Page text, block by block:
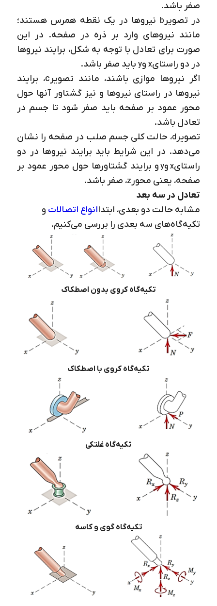
صفر باشد.
در تصویر b نیروها در یک نقطه همرس هستند؛
مانند نیروهای وارد بر ذره در صفحه. در این
صورت برای تعادل با توجه به شکل، برایند نیروها
در دو راستایx وy باید صفر باشد.
اگر نیروها موازی باشند، مانند تصویر c، برایند
نیروها در راستای نیروها و نیز گشتاور آنها حول
محور عمود بر صفحه باید صفر شود تا جسم در
تعادل باشد.
تصویر d، حالت کلی جسم صلب در صفحه را نشان
می‌دهد. در این شرایط باید برایند نیروها در دو
راستایx وy و برایند گشتاورها حول محور عمود بر
صفحه، یعنی محور z، صفر باشد.
تعادل در سه بعد
مشابه حالت دو بعدی، ابتداانواع اتصالات و
تکیه‌گاه‌های سه بعدی را بررسی می‌کنیم.
تکیه‌گاه کروی بدون اصطکاک
تکیه‌گاه کروی با اصطکاک
تکیه‌گاه غلتکی
تکیه‌گاه گوی و کاسه